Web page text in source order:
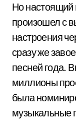
Но настоящий
произошел с
настроения
сразу же
песней года.
миллионы
была
музыкальные